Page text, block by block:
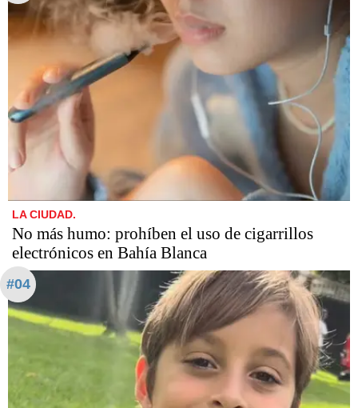
LA CIUDAD.
No más humo: prohíben el uso de cigarrillos
electrónicos en Bahía Blanca
#04